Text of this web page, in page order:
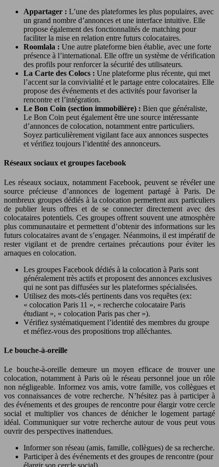
Appartager : L’une des plateformes les plus populaires, avec
un grand nombre d’annonces et une interface intuitive. Elle
propose également des fonctionnalités de matching pour
faciliter la mise en relation entre futurs colocataires.
Roomlala : Une autre plateforme bien établie, avec une forte
présence à l’international. Elle offre un système de vérification
des profils pour renforcer la sécurité des utilisateurs.
La Carte des Colocs : Une plateforme plus récente, qui met
l’accent sur la convivialité et le partage entre colocataires. Elle
propose des événements et des activités pour favoriser la
rencontre et l’intégration.
Le Bon Coin (section immobilière) : Bien que généraliste,
Le Bon Coin peut également être une source intéressante
d’annonces de colocation, notamment entre particuliers.
Soyez particulièrement vigilant face aux annonces suspectes
et vérifiez toujours l’identité des annonceurs.
Réseaux sociaux et groupes facebook
Les réseaux sociaux, notamment Facebook, peuvent se révéler une
source précieuse d’annonces de logement partagé à Paris. De
nombreux groupes dédiés à la colocation permettent aux particuliers
de publier leurs offres et de se connecter directement avec des
colocataires potentiels. Ces groupes offrent souvent une atmosphère
plus communautaire et permettent d’obtenir des informations sur les
futurs colocataires avant de s’engager. Néanmoins, il est impératif de
rester vigilant et de prendre certaines précautions pour éviter les
arnaques en colocation.
Les groupes Facebook dédiés à la colocation à Paris sont
généralement très actifs et proposent des annonces exclusives
qui ne sont pas diffusées sur les plateformes spécialisées.
Utilisez des mots-clés pertinents dans vos requêtes (ex:
« colocation Paris 11 », « recherche colocataire Paris
étudiant », « colocation Paris pas cher »).
Vérifiez systématiquement l’identité des membres du groupe
et méfiez-vous des propositions trop alléchantes.
Le bouche-à-oreille
Le bouche-à-oreille demeure un moyen efficace de trouver une
colocation, notamment à Paris où le réseau personnel joue un rôle
non négligeable. Informez vos amis, votre famille, vos collègues et
vos connaissances de votre recherche. N’hésitez pas à participer à
des événements et des groupes de rencontre pour élargir votre cercle
social et multiplier vos chances de dénicher le logement partagé
idéal. Communiquer sur votre recherche autour de vous peut vous
ouvrir des perspectives inattendues.
Informer son réseau (amis, famille, collègues) de sa recherche.
Participer à des événements et des groupes de rencontre (pour